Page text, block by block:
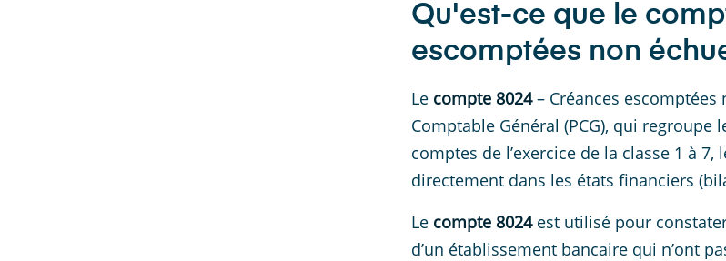
Qu'est-ce que le
escomptées non
Le compte 8024– Créances escomptées
Comptable Général (PCG), qui regroupe
comptes de l’exercice de la classe 1 à
directement dans les états financiers
Le compte 8024est utilisé pour
d’un établissement bancaire qui n’ont